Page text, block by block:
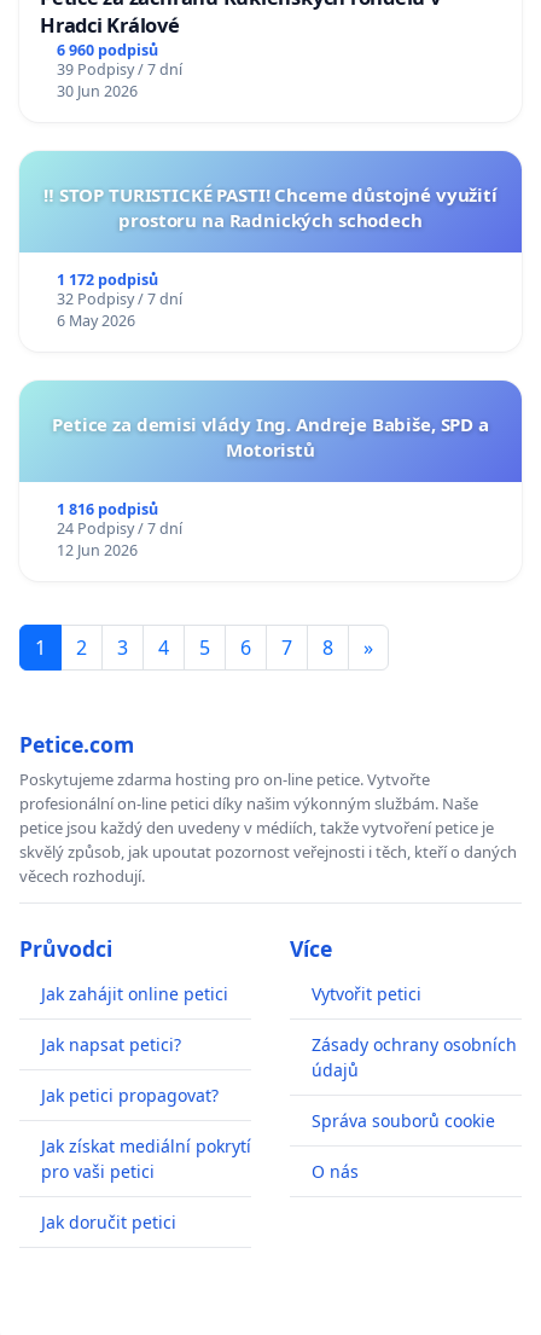
Hradci Králové
6 960 podpisů
39 Podpisy / 7 dní
30 Jun 2026
‼️ STOP TURISTICKÉ PASTI! Chceme důstojné využití
prostoru na Radnických schodech
1 172 podpisů
32 Podpisy / 7 dní
6 May 2026
Petice za demisi vlády Ing. Andreje Babiše, SPD a
Motoristů
1 816 podpisů
24 Podpisy / 7 dní
12 Jun 2026
1 2 3 4 5 6 7 8 »
Petice.com
Poskytujeme zdarma hosting pro on-line petice. Vytvořte
profesionální on-line petici díky našim výkonným službám. Naše
petice jsou každý den uvedeny v médiích, takže vytvoření petice je
skvělý způsob, jak upoutat pozornost veřejnosti i těch, kteří o daných
věcech rozhodují.
Průvodci
Jak zahájit online petici
Jak napsat petici?
Jak petici propagovat?
Jak získat mediální pokrytí
pro vaši petici
Jak doručit petici
Více
Vytvořit petici
Zásady ochrany osobních
údajů
Správa souborů cookie
O nás